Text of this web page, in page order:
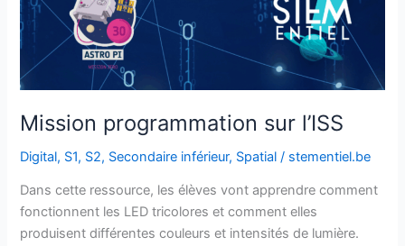
Mission programmation sur l’ISS
Digital, S1, S2, Secondaire inférieur, Spatial / stementiel.be
Dans cette ressource, les élèves vont apprendre comment
fonctionnent les LED tricolores et comment elles
produisent différentes couleurs et intensités de lumière.